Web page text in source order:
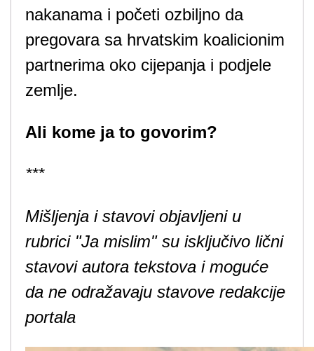
nakanama i početi ozbiljno da
pregovara sa hrvatskim koalicionim
partnerima oko cijepanja i podjele
zemlje.
Ali kome ja to govorim?
***
Mišljenja i stavovi objavljeni u
rubrici "Ja mislim" su isključivo lični
stavovi autora tekstova i moguće
da ne odražavaju stavove redakcije
portala